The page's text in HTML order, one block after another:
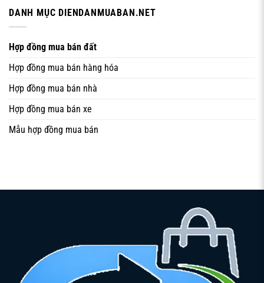
Điều kiện pháp lý của hợp đồng mua bán đất
Ngoài quy định chung của Bộ luật Dân sự, Luật Đất đai và
giấy tờ, tình trạng pháp lý và hạn chế chuyển nhượng.
Điều kiện đối với thửa đất chuyển nhượng
Quan trọng nhất trước khi lập **Hợp đồng mua bán đất**
là xác định thửa đất có đủ điều kiện chuyển nhượng hay
không. Đất phải có Giấy chứng nhận quyền sử dụng đất
DANH MỤC DIENDANMUABAN.NET
Hợp đồng mua bán đất
Hợp đồng mua bán hàng hóa
Hợp đồng mua bán nhà
Hợp đồng mua bán xe
Mẫu hợp đồng mua bán